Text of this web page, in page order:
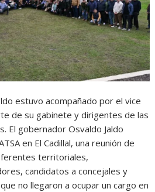
estuvo acompañado por el vice
de su gabinete y dirigentes de las
El gobernador Osvaldo Jaldo
en El Cadillal, una reunión de
territoriales,
candidatos a concejales y
no llegaron a ocupar un cargo en